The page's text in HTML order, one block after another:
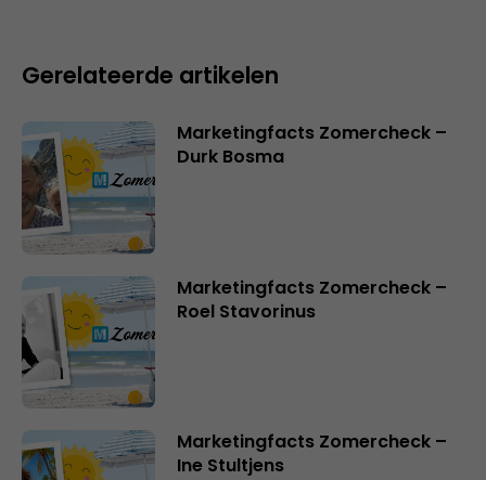
Gerelateerde artikelen
Marketingfacts Zomercheck –
Durk Bosma
Marketingfacts Zomercheck –
Roel Stavorinus
Marketingfacts Zomercheck –
Ine Stultjens